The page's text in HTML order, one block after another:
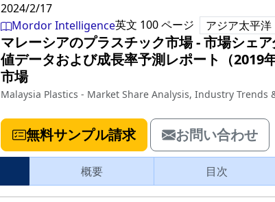
2024/2/17
Mordor Intelligence英文 100ページ アジア太平洋
マレーシアのプラスチック市場 - 市場シェ
値データおよび成長率予測レポート（2019
市場
Malaysia Plastics - Market Share Analysis, Industry Trends
無料サンプル請求 お問い合わせ
概要 目次